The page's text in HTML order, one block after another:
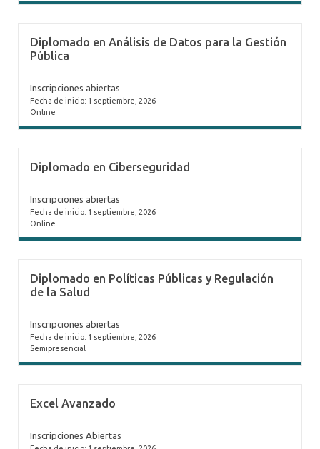
Diplomado en Análisis de Datos para la Gestión
Pública
Inscripciones abiertas
Fecha de inicio: 1 septiembre, 2026
Online
Diplomado en Ciberseguridad
Inscripciones abiertas
Fecha de inicio: 1 septiembre, 2026
Online
Diplomado en Políticas Públicas y Regulación
de la Salud
Inscripciones abiertas
Fecha de inicio: 1 septiembre, 2026
Semipresencial
Excel Avanzado
Inscripciones Abiertas